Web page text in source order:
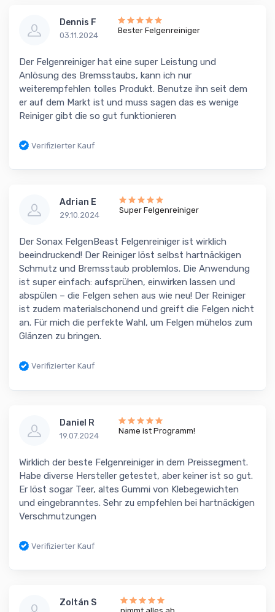
Dennis F
03.11.2024
Bester Felgenreiniger
Der Felgenreiniger hat eine super Leistung und
Anlösung des Bremsstaubs, kann ich nur
weiterempfehlen tolles Produkt. Benutze ihn seit dem
er auf dem Markt ist und muss sagen das es wenige
Reiniger gibt die so gut funktionieren
Verifizierter Kauf
Adrian E
29.10.2024
Super Felgenreiniger
Der Sonax FelgenBeast Felgenreiniger ist wirklich
beeindruckend! Der Reiniger löst selbst hartnäckigen
Schmutz und Bremsstaub problemlos. Die Anwendung
ist super einfach: aufsprühen, einwirken lassen und
abspülen – die Felgen sehen aus wie neu! Der Reiniger
ist zudem materialschonend und greift die Felgen nicht
an. Für mich die perfekte Wahl, um Felgen mühelos zum
Glänzen zu bringen.
Verifizierter Kauf
Daniel R
19.07.2024
Name ist Programm!
Wirklich der beste Felgenreiniger in dem Preissegment.
Habe diverse Hersteller getestet, aber keiner ist so gut.
Er löst sogar Teer, altes Gummi von Klebegewichten
und eingebranntes. Sehr zu empfehlen bei hartnäckigen
Verschmutzungen
Verifizierter Kauf
Zoltán S